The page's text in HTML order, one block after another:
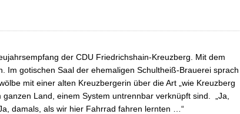
der CDU Friedrichshain-Kreuzberg. Mit dem
Im gotischen Saal der ehemaligen Schultheiß-Brauerei sprach
mit einer alten Kreuzbergerin über die Art „wie Kreuzberg
Land, einem System untrennbar verknüpft sind. „Ja,
damals, als wir hier Fahrrad fahren lernten …“